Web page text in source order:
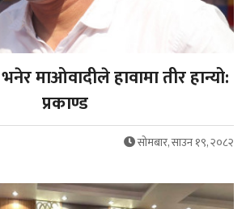
भनेर माओवादीले हावामा तीर हान्यो:
प्रकाण्ड
सोमबार, साउन १९, २०८२